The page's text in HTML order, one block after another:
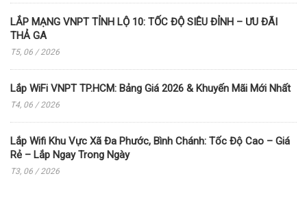
LẮP MẠNG VNPT TỈNH LỘ 10: TỐC ĐỘ SIÊU ĐỈNH – ƯU ĐÃI
THẢ GA
T5, 06 / 2026
Lắp WiFi VNPT TP.HCM: Bảng Giá 2026 & Khuyến Mãi Mới Nhất
T4, 06 / 2026
Lắp Wifi Khu Vực Xã Đa Phước, Bình Chánh: Tốc Độ Cao – Giá
Rẻ – Lắp Ngay Trong Ngày
T3, 06 / 2026